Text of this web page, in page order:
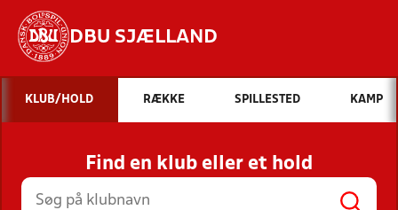
DBU SJÆLLAND
Hvad vil du søge efter?
INDHOLD OG NYHEDER
STILLINGER, RESULTATER, KLUBBER OG
HOLD
KLUB/HOLD RÆKKE SPILLESTED KAMP
Find en klub eller et hold